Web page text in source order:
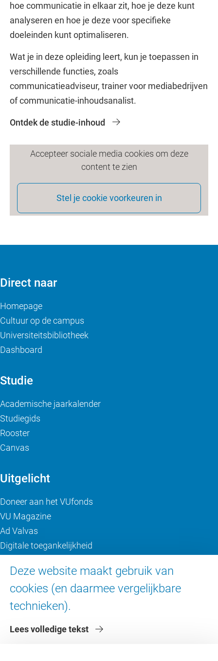
hoe communicatie in elkaar zit, hoe je deze kunt
analyseren en hoe je deze voor specifieke
doeleinden kunt optimaliseren.
Wat je in deze opleiding leert, kun je toepassen in
verschillende functies, zoals
communicatieadviseur, trainer voor mediabedrijven
of communicatie-inhoudsanalist.
Ontdek de studie-inhoud
Accepteer sociale media cookies om deze
content te zien
Stel je cookie voorkeuren in
Deze website maakt gebruik van
cookies (en daarmee vergelijkbare
technieken).
Lees volledige tekst
Direct naar
Homepage
Cultuur op de campus
Universiteitsbibliotheek
Dashboard
Studie
Academische jaarkalender
Studiegids
Rooster
Canvas
Uitgelicht
Doneer aan het VUfonds
VU Magazine
Ad Valvas
Digitale toegankelijkheid
Over de VU
Contact en route
Faculteiten